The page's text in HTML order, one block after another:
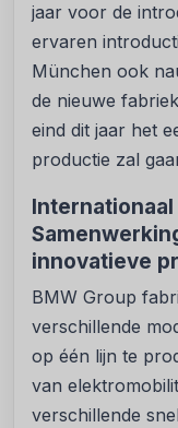
jaar voor de
ervaren
München ook
de nieuwe
eind dit jaar het
productie zal
innovatieve
BMW Group
verschillende
op één lijn te
van
verschillende